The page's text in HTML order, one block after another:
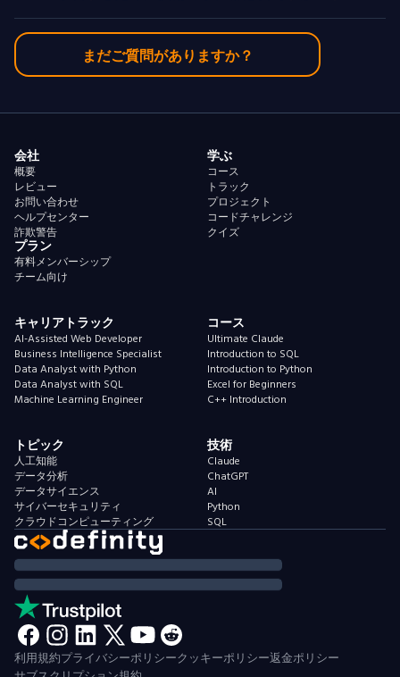
まだご質問がありますか？
会社
概要
レビュー
お問い合わせ
ヘルプセンター
詐欺警告
プラン
有料メンバーシップ
チーム向け
学ぶ
コース
トラック
プロジェクト
コードチャレンジ
クイズ
キャリアトラック
AI-Assisted Web Developer
Business Intelligence Specialist
Data Analyst with Python
Data Analyst with SQL
Machine Learning Engineer
コース
Ultimate Claude
Introduction to SQL
Introduction to Python
Excel for Beginners
C++ Introduction
トピック
人工知能
データ分析
データサイエンス
サイバーセキュリティ
クラウドコンピューティング
技術
Claude
ChatGPT
AI
Python
SQL
利用規約プライバシーポリシークッキーポリシー返金ポリシー